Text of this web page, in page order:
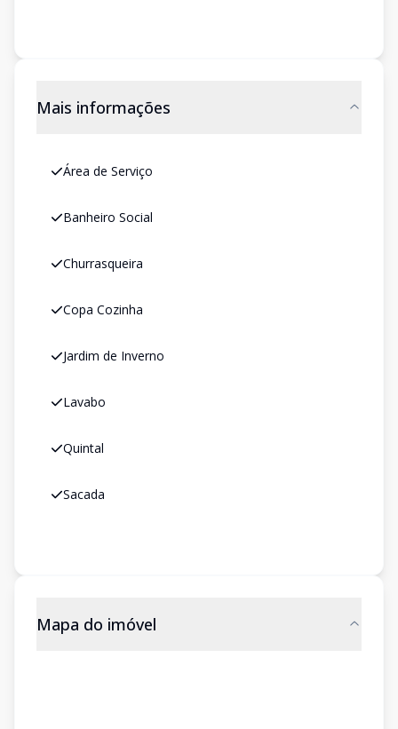
Mais informações
Área de Serviço
Banheiro Social
Churrasqueira
Copa Cozinha
Jardim de Inverno
Lavabo
Quintal
Sacada
Mapa do imóvel